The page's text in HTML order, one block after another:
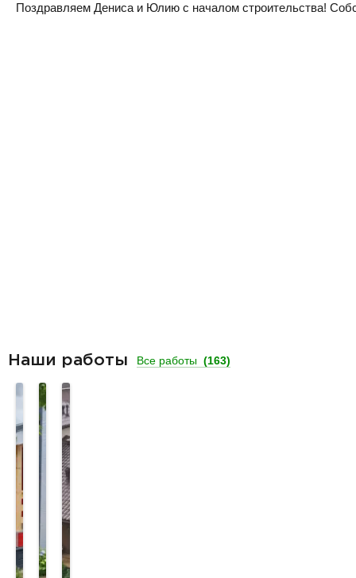
Поздравляем Дениса и Юлию с началом строительства!
Наши работы Все работы (163)